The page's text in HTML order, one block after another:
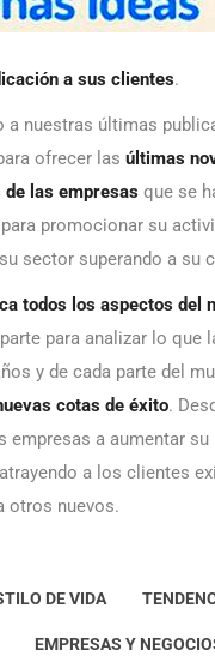
a sus clientes.
a nuestras últimas
ofrecer las últimas
las empresas que se
promocionar su
sector superando a su
todos los aspectos del
para analizar lo que
y de cada parte del
cotas de éxito.
empresas a aumentar su
a los clientes
otros nuevos.
DE VIDA
EMPRESAS Y